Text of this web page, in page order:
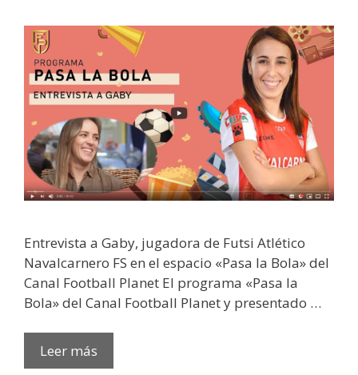
Entrevista a Gaby, jugadora de Futsi Atlético
Navalcarnero FS en el espacio «Pasa la Bola» del
Canal Football Planet El programa «Pasa la
Bola» del Canal Football Planet y presentado …
Leer más